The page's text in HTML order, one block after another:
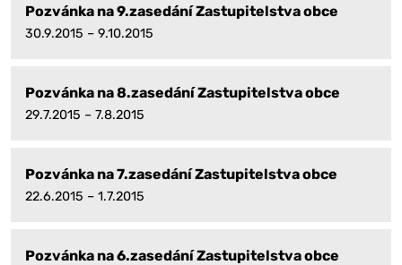
Pozvánka na 9.zasedání Zastupitelstva obce
30.9.2015 – 9.10.2015
Pozvánka na 8.zasedání Zastupitelstva obce
29.7.2015 – 7.8.2015
Pozvánka na 7.zasedání Zastupitelstva obce
22.6.2015 – 1.7.2015
Pozvánka na 6.zasedání Zastupitelstva obce